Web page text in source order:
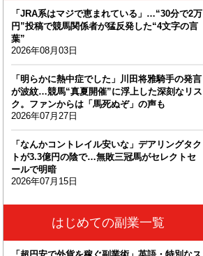
「JRA系はマジで恵まれている」…“30分で2万
円”投稿で競馬関係者が猛反発した“4文字の言
葉”
2026年08月03日
「明らかに熱中症でした」川田将雅騎手の発言
が波紋…競馬“真夏開催”に浮上した深刻なリス
ク。ファンからは「馬死ぬぞ」の声も
2026年07月27日
「なんかコントレイル安いな」デアリングタク
トが3.3億円の陰で…無敗三冠馬がセレクトセ
ールで明暗
2026年07月15日
はじめての副業一覧